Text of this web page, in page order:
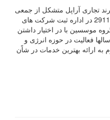
تجاری آراپل متشکل از جمعی
از مهندسین پویا و خلاق به شمار 29119 در اداره ثبت شرکت های
موسسین با در اختیار داشتن
فعالیت در حوزه انرژی و
ارائه بهترین خدمات در شاًن